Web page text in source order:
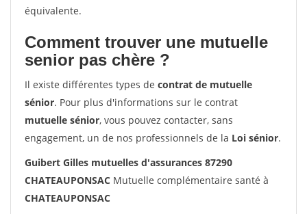
équivalente.
Comment trouver une mutuelle
senior pas chère ?
Il existe différentes types de contrat de mutuelle
sénior. Pour plus d'informations sur le contrat
mutuelle sénior, vous pouvez contacter, sans
engagement, un de nos professionnels de la Loi sénior.
Guibert Gilles mutuelles d'assurances 87290
CHATEAUPONSAC Mutuelle complémentaire santé à
CHATEAUPONSAC